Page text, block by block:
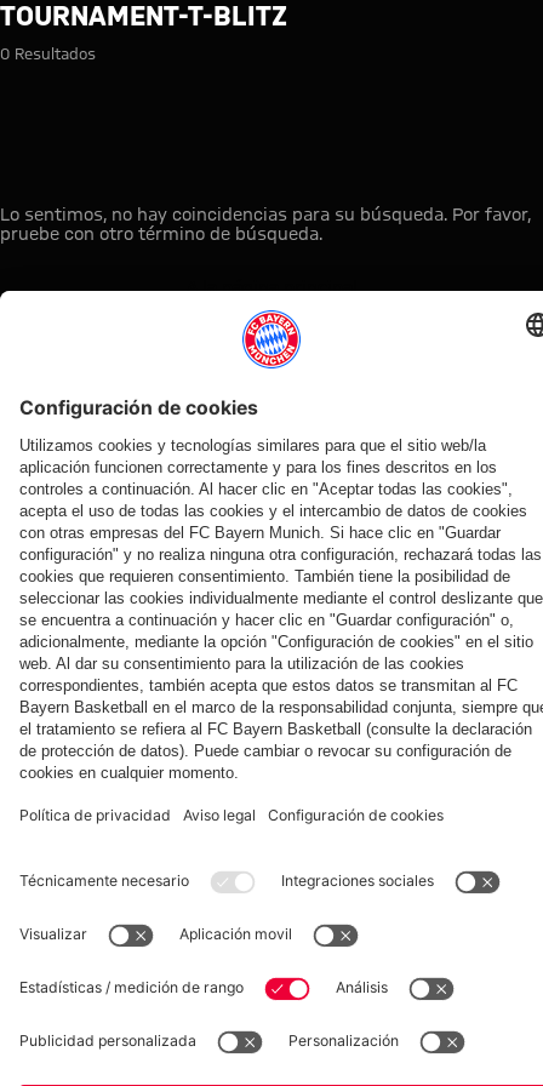
Búsqueda: tournament-t-blitz
TOURNAMENT-T-BLITZ
0 Resultados
Lo sentimos, no hay coincidencias para su búsqueda. Por favor,
pruebe con otro término de búsqueda.
A la página principal
ESTO LE PUEDE INTERESAR
TIENDA
ONLINE
¡Disponible
la nueva
primera
equipación
para la
2025/26!
OFERTA
VENTILADOR
FC Bayern
Múnich
Tarjetas de
autógrafos
AFICIÓN
Clubs
de fans
MYFCBAYERN
Descubre tu
espacio
personal para
fans
Colaborador
Museum Prensa Baloncesto
Aviso legal
Política de privacidad Condiciones de uso
Accesibilidad
Sistema de denuncia
Contacto Ajustes de cookies